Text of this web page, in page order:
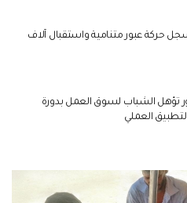
حركة عبور متنامية واستقبال آلاف
تؤهل الشباب لسوق العمل بدورة
العملي